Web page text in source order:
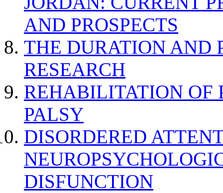
AND PROSPECTS
THE DURATION AND
RESEARCH
REHABILITATION OF
PALSY
DISORDERED
DISFUNCTION